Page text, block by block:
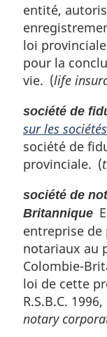
entité,
loi
pour la
vie. (life
société de
sur les
société de
provinciale. (
société de
Britannique
entreprise de
notariaux au
Colombie-
loi de cette
R.S.B.C.
notary